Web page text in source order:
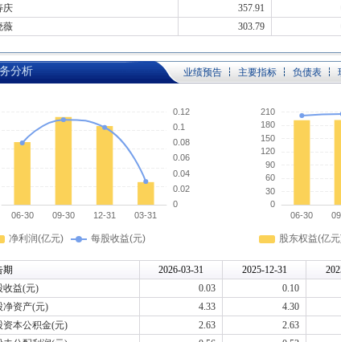
庆
357.91
薇
303.79
分析 业绩预告 主要指标 负债表
期 2026-03-31 2025-12-31
收益(元)
0.03 0.10
净资产(元)
4.33 4.30
资本公积金(元)
2.63 2.63